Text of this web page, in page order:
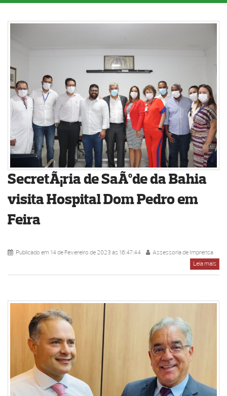
SecretÃ¡ria de SaÃºde da Bahia
visita Hospital Dom Pedro em
Feira
Publicado em 14 de Fevereiro de 2023 ás 16:47:44
Assessoria de Imprensa
Leia mais